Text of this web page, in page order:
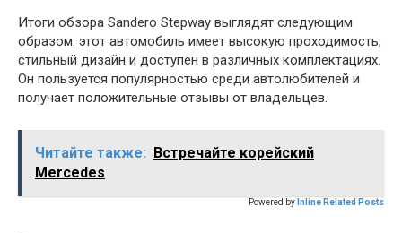
Итоги обзора Sandero Stepway выглядят следующим
образом: этот автомобиль имеет высокую проходимость,
стильный дизайн и доступен в различных комплектациях.
Он пользуется популярностью среди автолюбителей и
получает положительные отзывы от владельцев.
Читайте также: Встречайте корейский
Mercedes
Powered by Inline Related Posts